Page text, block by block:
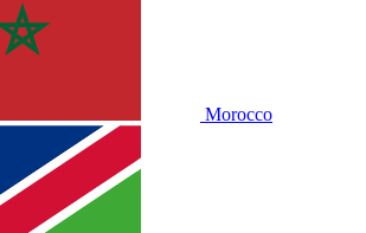
Morocco